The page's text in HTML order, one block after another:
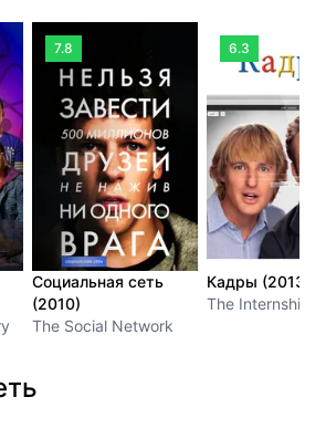
7.8
Социальная сеть
(2010)
The Social Network
6.3
Кадры (2013)
The Internship